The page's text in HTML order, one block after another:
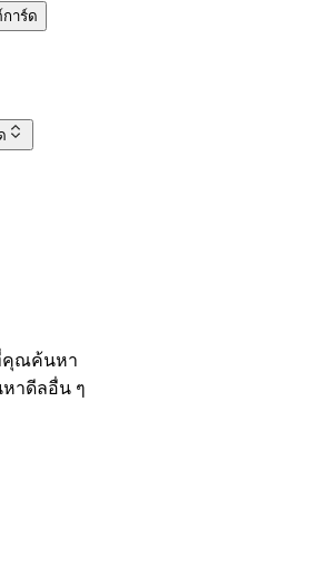
าร์ด
คุณค้นหา
าดีลอื่น ๆ